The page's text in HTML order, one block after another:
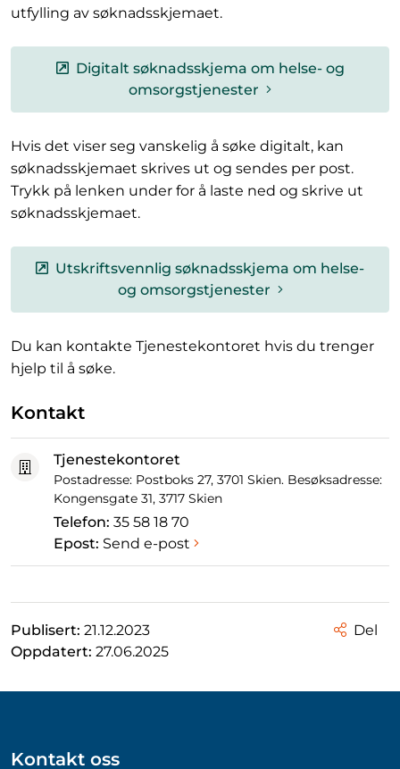
utfylling av søknadsskjemaet.
Digitalt søknadsskjema om helse- og
omsorgstjenester
Hvis det viser seg vanskelig å søke digitalt, kan
søknadsskjemaet skrives ut og sendes per post.
Trykk på lenken under for å laste ned og skrive ut
søknadsskjemaet.
Utskriftsvennlig søknadsskjema om helse-
og omsorgstjenester
Du kan kontakte Tjenestekontoret hvis du trenger
hjelp til å søke.
Kontakt
Tjenestekontoret
Postadresse: Postboks 27, 3701 Skien. Besøksadresse:
Kongensgate 31, 3717 Skien
Telefon: 35 58 18 70
Epost: Send e-post
Publisert: 21.12.2023
Oppdatert: 27.06.2025
Del
Kontakt oss